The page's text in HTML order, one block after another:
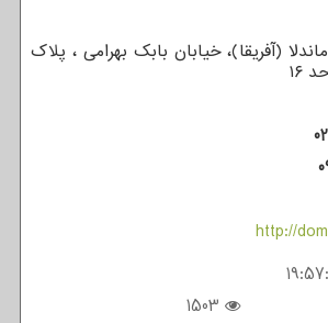
(آفریقا)، خیابان بابک بهرامی ، پلاک
http://
1503